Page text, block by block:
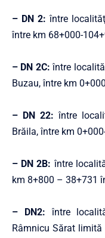
– DN 2: între
între km 68+000-
– DN 2C: între
Buzau, între km
– DN 22: între
Brăila, între km
– DN 2B: între
km 8+800 – 38+731
– DN2: între
Râmnicu Sărat